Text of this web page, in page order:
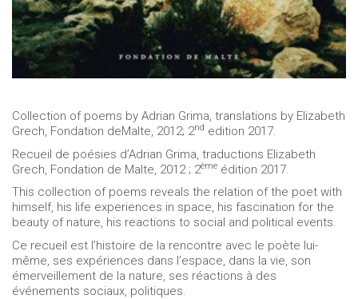
Collection of poems by Adrian Grima, translations by Elizabeth
Grech, Fondation deMalte, 2012; 2nd edition 2017.
Recueil de poésies d’Adrian Grima, traductions Elizabeth
Grech, Fondation de Malte, 2012 ; 2ème édition 2017.
This collection of poems reveals the relation of the poet with
himself, his life experiences in space, his fascination for the
beauty of nature, his reactions to social and political events.
Ce recueil est l’histoire de la rencontre avec le poète lui-
même, ses expériences dans l’espace, dans la vie, son
émerveillement de la nature, ses réactions à des
événements sociaux, politiques.